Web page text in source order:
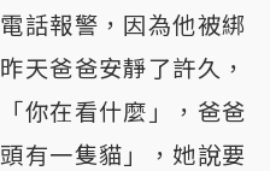
話報警，因為他被綁
天爸爸安靜了許久，
你在看什麼」，爸爸
有一隻貓」，她說要